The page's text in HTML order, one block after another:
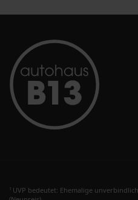
1 UVP bedeutet: Ehemalige